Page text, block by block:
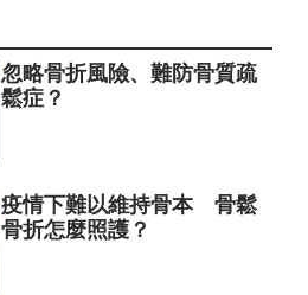
忽略骨折風險、難防骨質疏
鬆症？
疫情下難以維持骨本 骨鬆
骨折怎麼照護？